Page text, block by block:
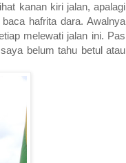
kanan kiri jalan, apalagi
hafrita dara. Awalnya
melewati jalan ini. Pas
belum tahu betul atau